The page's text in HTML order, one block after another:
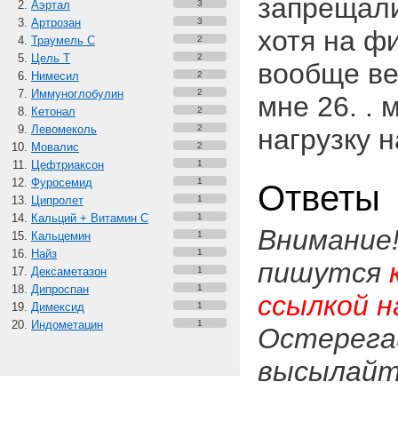
Аэртал 3
Артрозан 3
Траумель С 2
Цель Т 2
Нимесил 2
Иммуноглобулин 2
Кетонал 2
Левомеколь 2
Мовалис 2
Цефтриаксон 1
Фуросемид 1
Ципролет 1
Кальций + Витамин C 1
Кальцемин 1
Найз 1
Дексаметазон 1
Дипроспан 1
Димексид 1
Индометацин 1
хотя на
вообще
мне 26. .
нагрузку
Ответы
пишутся
ссылкой